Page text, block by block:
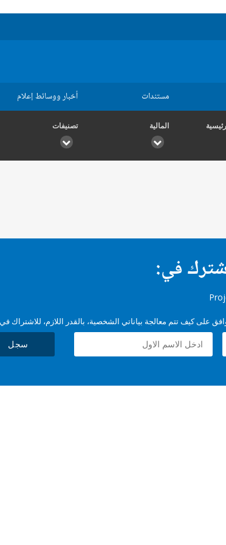
مستندات أخبار ووسائط إعلام
المالية تصنيفات
في:
على كيف تتم معالجة بياناتي الشخصية، بالقدر اللازم، للاشتراك في
سجل